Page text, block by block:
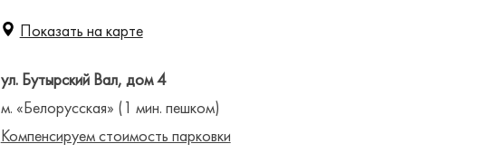
Показать на карте
ул. Бутырский Вал, дом 4
м. «Белорусская» (1 мин. пешком)
Компенсируем стоимость парковки